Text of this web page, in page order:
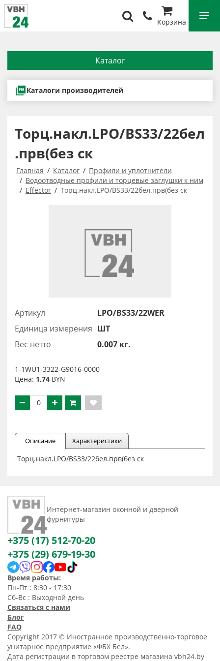
Корзина
Каталог
Каталоги производителей
Торц.накл.LPO/BS33/22бел
.прв(без ск
Главная Каталог
Профили и уплотнители
Водоотводные профили и торцевые заглушки к ним
Effector
Торц.накл.LPO/BS33/22бел.прв(без ск
Артикул
LPO/BS33/22WER
Единица измерения ШТ
Вес нетто
0.007 кг.
1-1WU1-3322-G9016-0000
Цена: 1,74 BYN
Описание Характеристики
Торц.накл.LPO/BS33/22бел.прв(без ск
Интернет-магазин оконной и дверной
фурнитуры
+375 (17) 512-70-20
+375 (29) 679-19-30
Время работы:
Пн-Пт : 8:30 - 17:30
Сб-Вс : Выходной день
Связаться с нами
Блог
FAQ
Copyright 2017 © Иностранное производственно-торговое
унитарное предприятие «ФБХ Бел».
Дата регистрации в торговом реестре магазина vbh24.by